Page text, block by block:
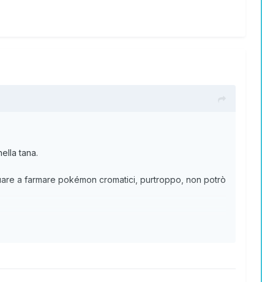
tana.
a farmare pokémon cromatici, purtroppo, non potrò